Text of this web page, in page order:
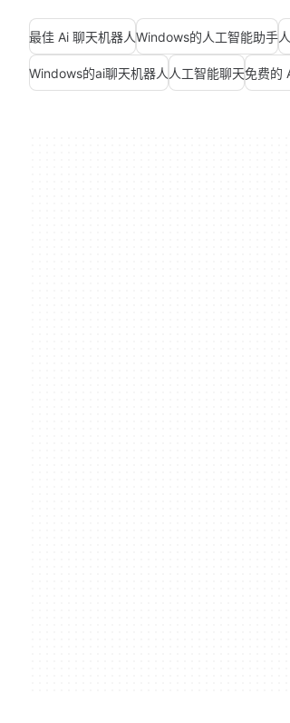
最佳 Ai 聊天机器人Windows的人工智能助手
Windows的ai聊天机器人 人工智能聊天免费的